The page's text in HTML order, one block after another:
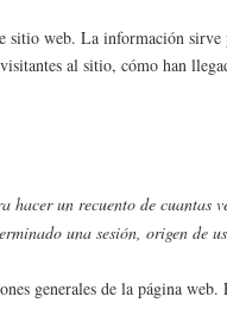
sitio web. La información sirve
al sitio, cómo han
hacer un recuento de cuantas
una sesión, origen de
generales de la página